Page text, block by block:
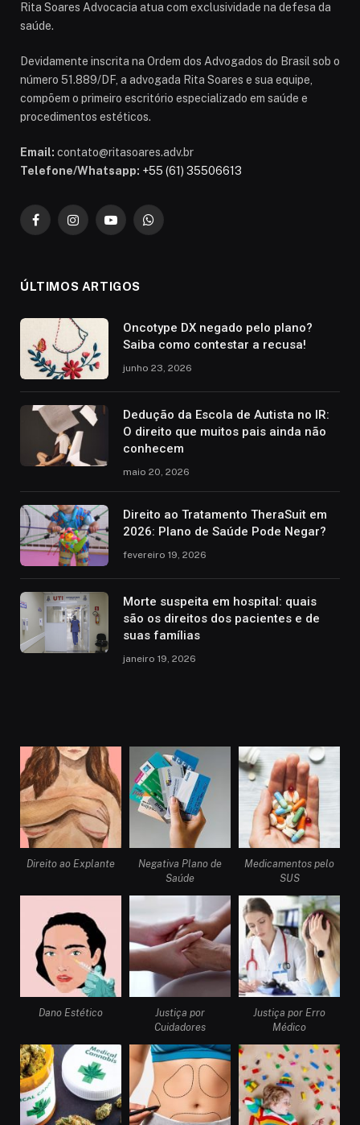
Rita Soares Advocacia atua com exclusividade na defesa da
saúde.
Devidamente inscrita na Ordem dos Advogados do Brasil sob o
número 51.889/DF, a advogada Rita Soares e sua equipe,
compõem o primeiro escritório especializado em saúde e
procedimentos estéticos.
Email: contato@ritasoares.adv.br
Telefone/Whatsapp: +55 (61) 35506613
FacebookInstagramYouTubeWhatsApp
ÚLTIMOS ARTIGOS
Oncotype DX negado pelo plano?
Saiba como contestar a recusa!
junho 23, 2026
Dedução da Escola de Autista no IR:
O direito que muitos pais ainda não
conhecem
maio 20, 2026
Direito ao Tratamento TheraSuit em
2026: Plano de Saúde Pode Negar?
fevereiro 19, 2026
Morte suspeita em hospital: quais
são os direitos dos pacientes e de
suas famílias
janeiro 19, 2026
Direito ao Explante
Negativa Plano de
Saúde
Medicamentos pelo
SUS
Dano Estético
Justiça por
Cuidadores
Justiça por Erro
Médico